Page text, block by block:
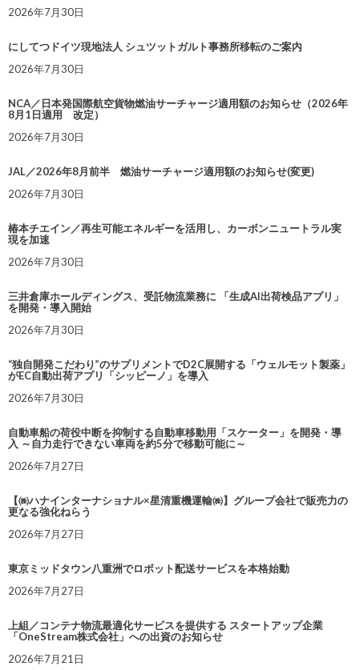
2026年7月30日
にしてつドイツ現地法人 シュツットガルト事務所移転のご案内
2026年7月30日
NCA／日本発国際航空貨物燃油サーチャージ適用額のお知らせ（2026年
8月1日適用 改定）
2026年7月30日
JAL／2026年8月前半 燃油サーチャージ適用額のお知らせ(変更)
2026年7月30日
椿本チエイン／再生可能エネルギーを活用し、カーボンニュートラル実
現を加速
2026年7月30日
三井倉庫ホールディングス、受託物流業務に 「生成AI出荷検品アプリ」
を開発・導入開始
2026年7月30日
“独自開発こだわり”のサプリメントでD2C展開する「ウェルモット製薬」
がEC自動出荷アプリ「シッピーノ」を導入
2026年7月30日
自動車船の荷役中断を抑制する自動車移動用「スケーター」を開発・導
入 ～自力走行できない車両を約5分で移動可能に～
2026年7月27日
【㈱ハナインターナショナル×星清重機運輸㈱】グループ会社で販売力の
更なる強化ねらう
2026年7月27日
東京ミッドタウン八重洲でロボット配送サービスを本格始動
2026年7月27日
上組／コンテナ物流最適化サービスを提供する スタートアップ企業
「OneStream株式会社」への出資のお知らせ
2026年7月21日